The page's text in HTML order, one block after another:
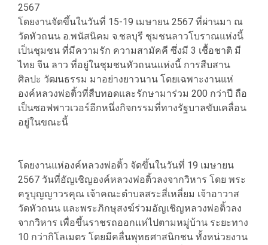
2567
โดยงานจัดขึ้นในวันที่ 15-19 เมษายน 2567 ที่ผ่านมา ณ
วัดหัวถนน อ.พนัสนิคม จ.ชลบุรี ชุมชนลาวโบราณแห่งนี้
เป็นชุมชน ที่มีความรัก ความสามัคคี ซึ่งมี 3 เชื้อชาติ มี
ไทย จีน ลาว ที่อยู่ในชุมชนหัวถนนแห่งนี้ การสืบสาน
ศิลปะ วัฒนธรรม มาอย่างยาวนาน โดยเฉพาะงานแห่
องค์หลวงพ่อติ้วที่สืบทอดและรักษามาร่วม 200 กว่าปี ถือ
เป็นซอฟพาวเวอร์อีกหนึ่งกิจกรรมที่ทางรัฐบาลขับเคลื่อน
อยู่ในขณะนี้
โดยงานแห่องค์หลวงพ่อติ้ว จัดขึ้นในวันที่ 19 เมษายน
2567 วันที่อัญเชิญองค์หลวงพ่อติ้วลงจากวิหาร โดย พระ
ครูบุญญาวรคุณ เจ้าคณะตำบลสระสี่เหลี่ยม เจ้าอาวาส
วัดหัวถนน และพระภิกษุสงฆ์ร่วมอัญเชิญหลวงพ่อติ้วลง
จากวิหาร เพื่อขึ้นราชรถออกแห่ไปตามหมู่บ้าน ระยะทาง
10 กว่ากิโลเมตร โดยมีคลื่นพุทธศาสนิกชน ทั้งหน่วยงาน